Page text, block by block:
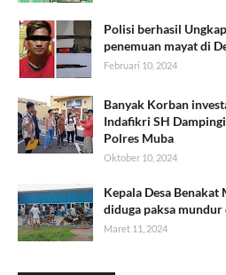
Polisi berhasil
penemuan mayat di
Februari 10, 2024
Banyak Korban
Indafikri SH
Polres Muba
Oktober 10, 2024
Kepala Desa
diduga paksa
Maret 11, 2024